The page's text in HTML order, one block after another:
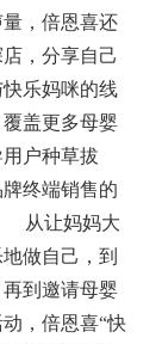
，倍恩喜还
，分享自己
乐妈咪的线
盖更多母婴
户种草拔
终端销售的
让妈妈大
做自己，到
到邀请母婴
，倍恩喜“快